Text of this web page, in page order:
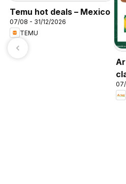
Temu hot deals – Mexico
07/08 - 31/12/2026
TEMU